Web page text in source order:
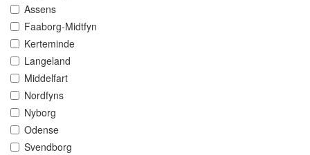
Assens
Faaborg-Midtfyn
Kerteminde
Langeland
Middelfart
Nordfyns
Nyborg
Odense
Svendborg